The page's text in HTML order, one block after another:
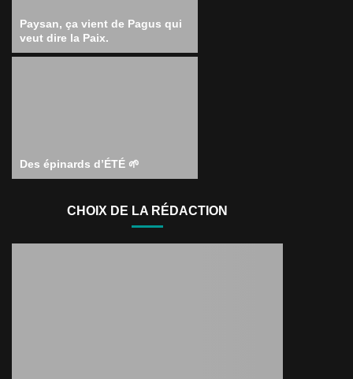
Paysan, ça vient de Pagus qui
veut dire la Paix.
Des épinards d’ÉTÉ 🌱
CHOIX DE LA RÉDACTION